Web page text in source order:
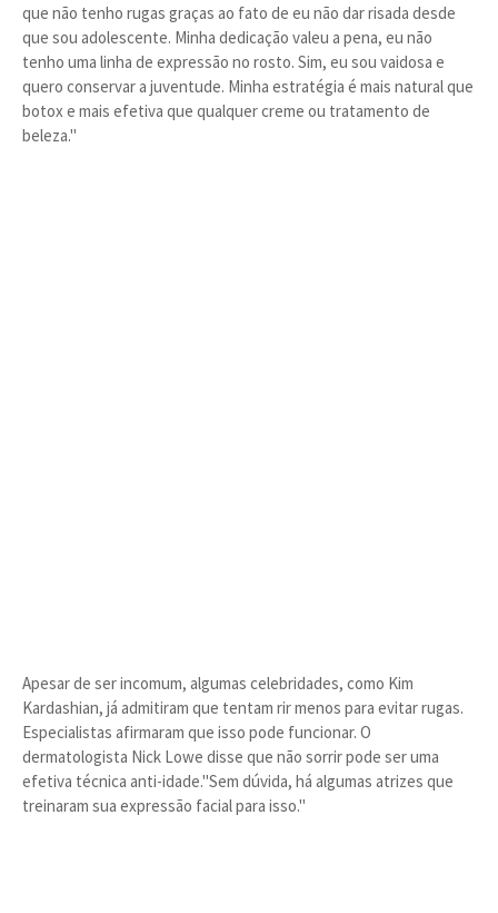
que não tenho rugas graças ao fato de eu não dar risada desde
que sou adolescente. Minha dedicação valeu a pena, eu não
tenho uma linha de expressão no rosto. Sim, eu sou vaidosa e
quero conservar a juventude. Minha estratégia é mais natural que
botox e mais efetiva que qualquer creme ou tratamento de
beleza."
Apesar de ser incomum, algumas celebridades, como Kim
Kardashian, já admitiram que tentam rir menos para evitar rugas.
Especialistas afirmaram que isso pode funcionar. O
dermatologista Nick Lowe disse que não sorrir pode ser uma
efetiva técnica anti-idade."Sem dúvida, há algumas atrizes que
treinaram sua expressão facial para isso."